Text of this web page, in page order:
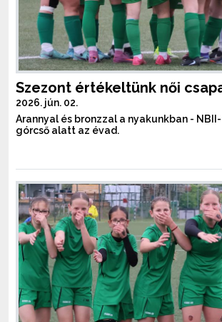
Szezont értékeltünk női
2026. jún. 02.
Arannyal és bronzzal a nyakunkban -
górcső alatt az évad.